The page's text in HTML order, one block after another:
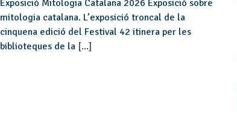
Exposició Mitologia Catalana 2026 Exposició sobre
mitologia catalana. L’exposició troncal de la
cinquena edició del Festival 42 itinera per les
biblioteques de la [...]